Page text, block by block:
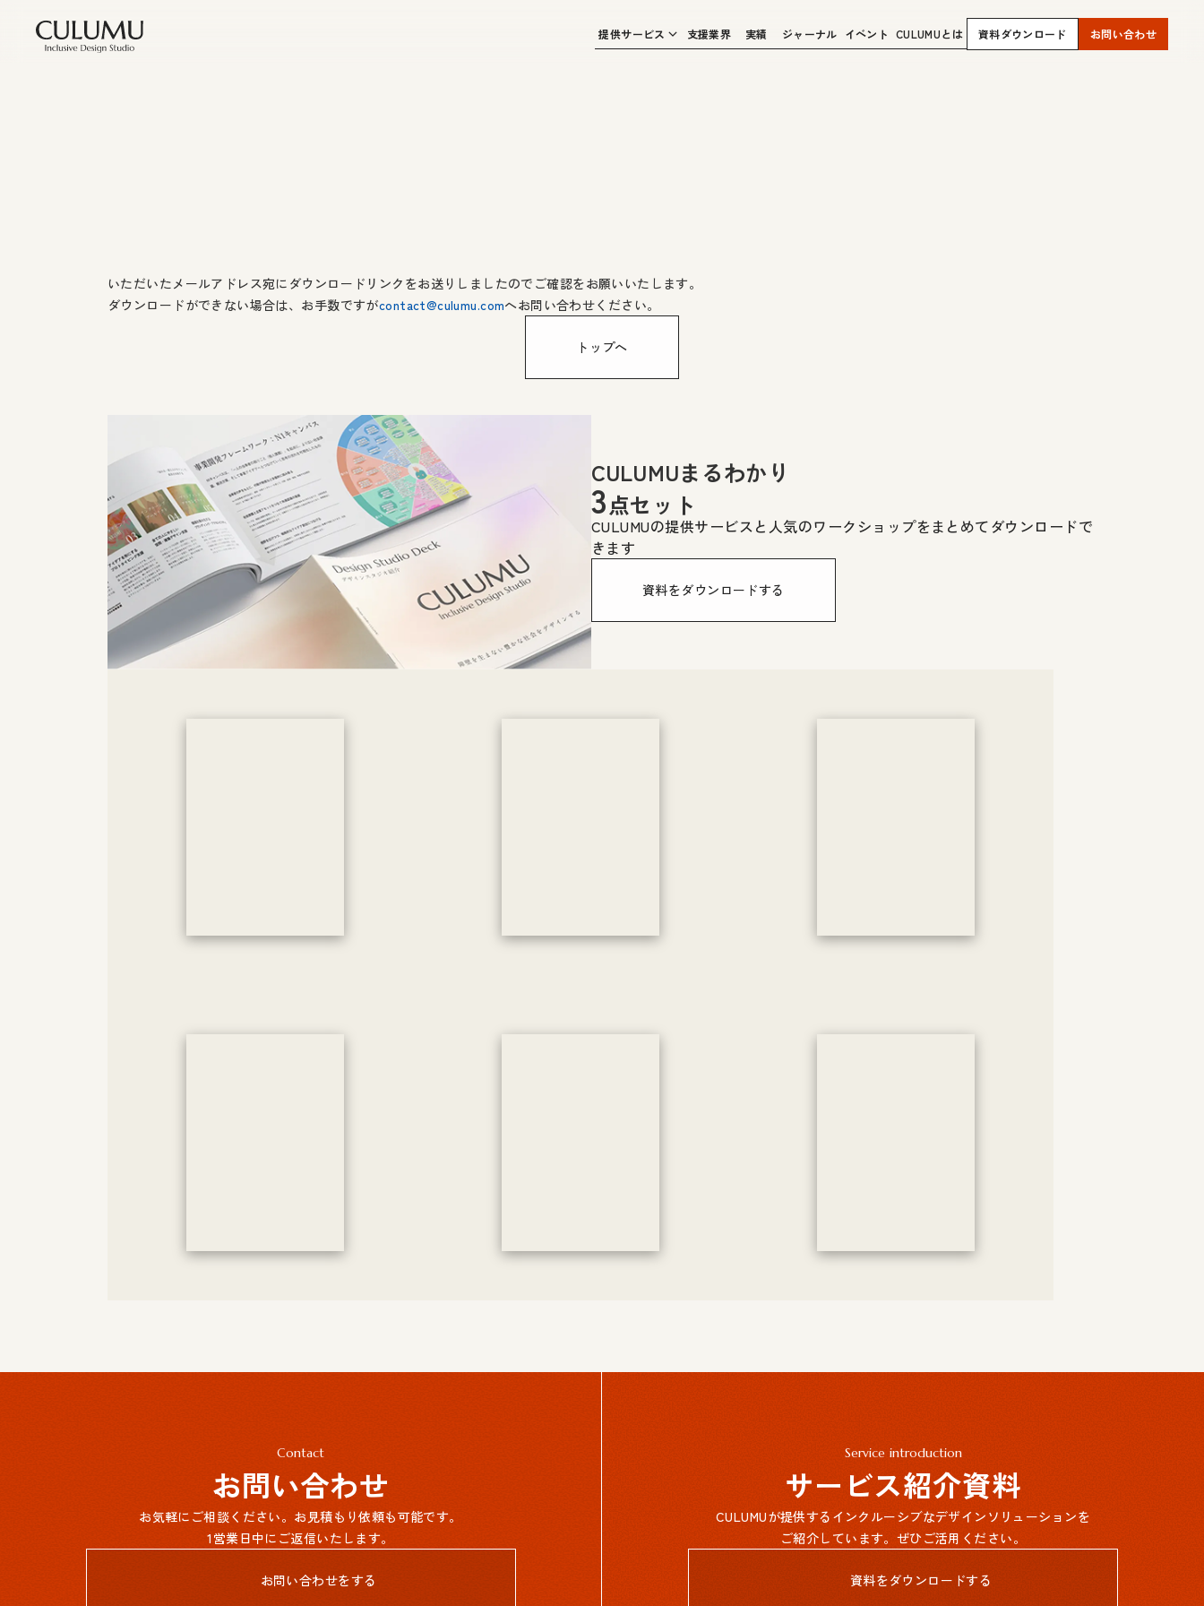
提供サービス 支援業界 実績 ジャーナル イベント CULUMUとは 資料ダウンロード お問い合わせ
いただいたメールアドレス宛にダウンロードリンクをお送りしましたのでご確認をお願いいたします。
ダウンロードができない場合は、お手数ですがcontact@culumu.comへお問い合わせください。
トップへ
CULUMUまるわかり
3点セット
CULUMUの提供サービスと人気のワークショップをまとめてダウンロードで
きます
資料をダウンロードする
Contact
お問い合わせ
お気軽にご相談ください。お見積もり依頼も可能です。
1営業日中にご返信いたします。
お問い合わせをする
Service introduction
サービス紹介資料
CULUMUが提供するインクルーシブなデザインソリューションを
ご紹介しています。ぜひご活用ください。
資料をダウンロードする